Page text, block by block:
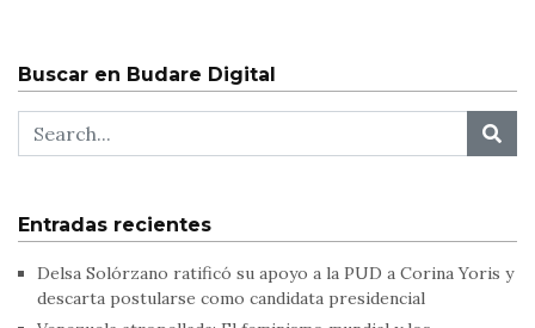
Buscar en Budare Digital
Entradas recientes
Delsa Solórzano ratificó su apoyo a la PUD a Corina Yoris y
descarta postularse como candidata presidencial